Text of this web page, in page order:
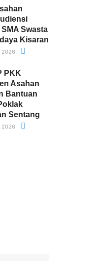
Swasta
Kisaran
2026
PKK
Asahan
Bantuan
Sentang
2026